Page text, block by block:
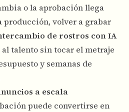
o la aprobación llega
producción, volver a grabar
de rostros con IA
talento sin tocar el metraje
y semanas de
a escala
puede convertirse en